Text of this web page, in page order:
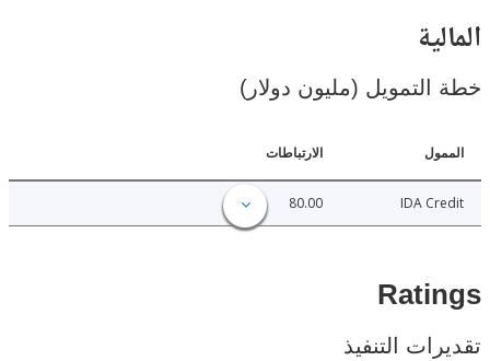
(مليون دولار)
الارتباطات
IDA
التنفيذ